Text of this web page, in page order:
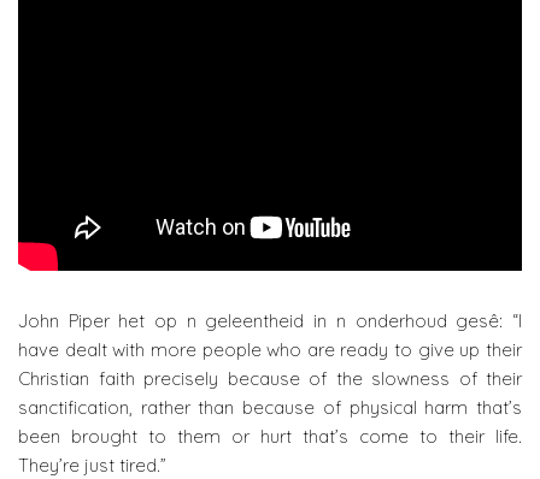
John Piper het op n geleentheid in n onderhoud gesê: “I
have dealt with more people who are ready to give up their
Christian faith precisely because of the slowness of their
sanctification, rather than because of physical harm that’s
been brought to them or hurt that’s come to their life.
They’re just tired.”